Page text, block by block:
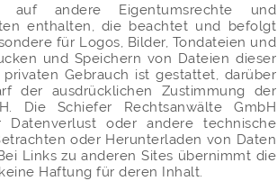
andere Eigentumsrechte und
enthalten, die beachtet und befolgt
für Logos, Bilder, Tondateien und
und Speichern von Dateien dieser
Gebrauch ist gestattet, darüber
der ausdrücklichen Zustimmung der
Die Schiefer Rechtsanwälte GmbH
oder andere technische
oder Herunterladen von Daten
Links zu anderen Sites übernimmt die
Haftung für deren Inhalt.